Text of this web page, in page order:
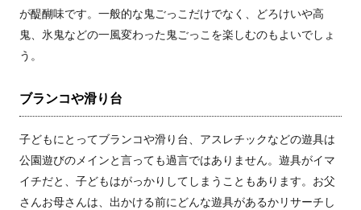
が醍醐味です。一般的な鬼ごっこだけでなく、どろけいや高
鬼、氷鬼などの一風変わった鬼ごっこを楽しむのもよいでしょ
う。
ブランコや滑り台
子どもにとってブランコや滑り台、アスレチックなどの遊具は
公園遊びのメインと言っても過言ではありません。遊具がイマ
イチだと、子どもはがっかりしてしまうこともあります。お父
さんお母さんは、出かける前にどんな遊具があるかリサーチし